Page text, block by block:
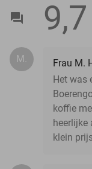
9,7
M.
Frau M.
Het was
koffie
heerlijke
klein